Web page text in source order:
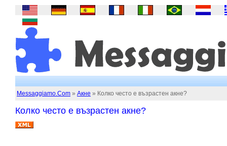
Messaggiamo.Com » Акне » Колко често е възрастен акне?
Колко често е възрастен акне?